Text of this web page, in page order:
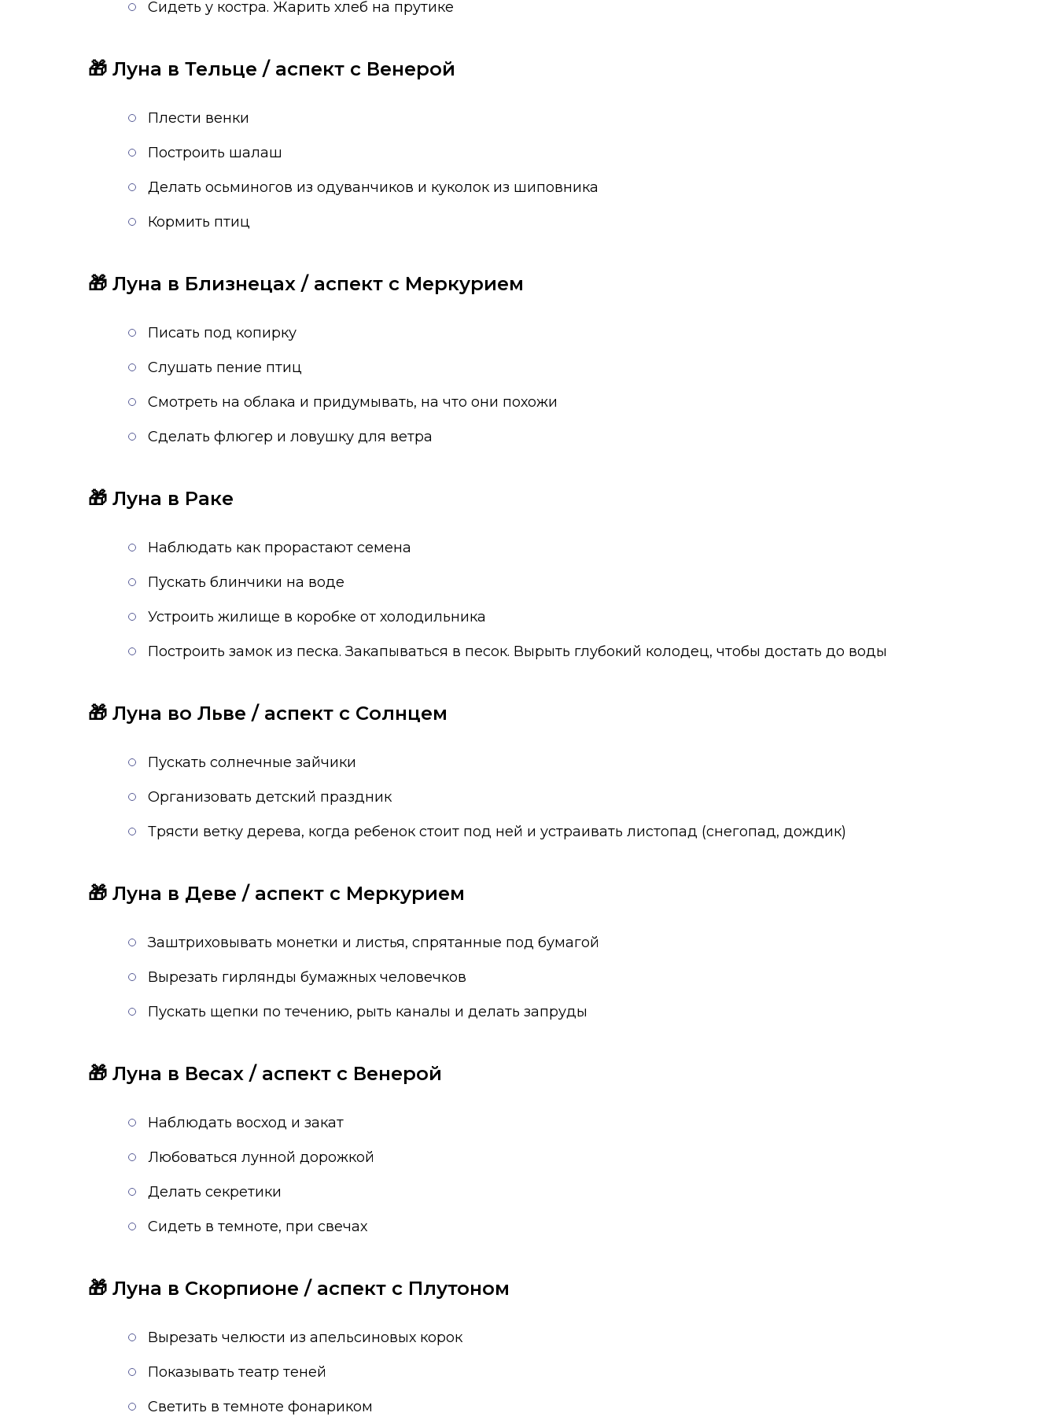
Сидеть у костра. Жарить хлеб на прутике
🎁 Луна в Тельце / аспект с Венерой
Плести венки
Построить шалаш
Делать осьминогов из одуванчиков и куколок из шиповника
Кормить птиц
🎁 Луна в Близнецах / аспект с Меркурием
Писать под копирку
Слушать пение птиц
Смотреть на облака и придумывать, на что они похожи
Сделать флюгер и ловушку для ветра
🎁 Луна в Раке
Наблюдать как прорастают семена
Пускать блинчики на воде
Устроить жилище в коробке от холодильника
Построить замок из песка. Закапываться в песок. Вырыть глубокий колодец, чтобы достать до воды
🎁 Луна во Льве / аспект с Солнцем
Пускать солнечные зайчики
Организовать детский праздник
Трясти ветку дерева, когда ребенок стоит под ней и устраивать листопад (снегопад, дождик)
🎁 Луна в Деве / аспект с Меркурием
Заштриховывать монетки и листья, спрятанные под бумагой
Вырезать гирлянды бумажных человечков
Пускать щепки по течению, рыть каналы и делать запруды
🎁 Луна в Весах / аспект с Венерой
Наблюдать восход и закат
Любоваться лунной дорожкой
Делать секретики
Сидеть в темноте, при свечах
🎁 Луна в Скорпионе / аспект с Плутоном
Вырезать челюсти из апельсиновых корок
Показывать театр теней
Светить в темноте фонариком